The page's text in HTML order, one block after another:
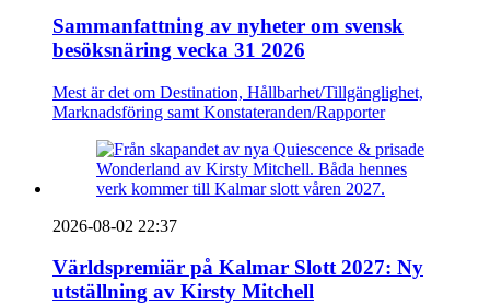
Sammanfattning av nyheter om svensk
besöksnäring vecka 31 2026
Mest är det om Destination, Hållbarhet/Tillgänglighet,
Marknadsföring samt Konstateranden/Rapporter
2026-08-02 22:37
Världspremiär på Kalmar Slott 2027: Ny
utställning av Kirsty Mitchell